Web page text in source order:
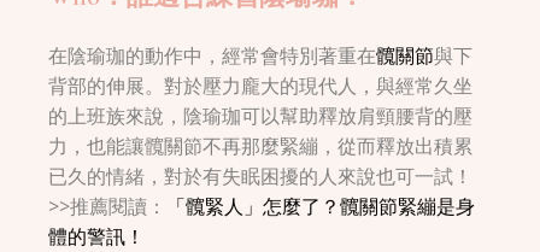
在陰瑜珈的動作中，經常會特別著重在髖關節與下
背部的伸展。對於壓力龐大的現代人，與經常久坐
的上班族來說，陰瑜珈可以幫助釋放肩頸腰背的壓
力，也能讓髖關節不再那麼緊繃，從而釋放出積累
已久的情緒，對於有失眠困擾的人來說也可一試！
>>推薦閱讀：
「髖緊人」怎麼了？髖關節緊繃是身
體的警訊！